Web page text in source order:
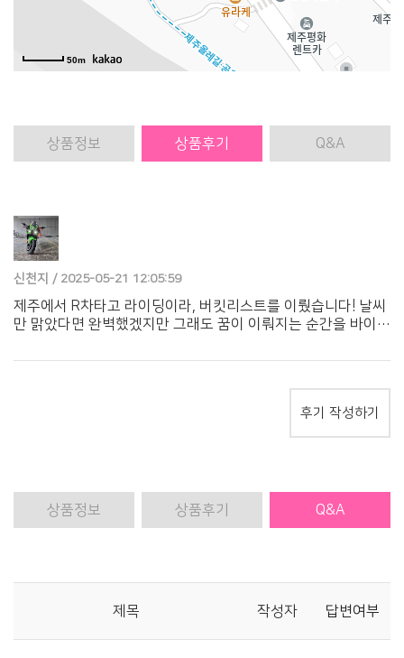
50m
상품정보 상품후기 Q&A
신천지 / 2025-05-21 12:05:59
제주에서 R차타고 라이딩이라, 버킷리스트를 이뤘습니다! 날씨
만 맑았다면 완벽했겠지만 그래도 꿈이 이뤄지는 순간을 바이크
이 친절한 응대와 대여서비스까지 해주시는.. 감동그자체입니
후기 작성하기
상품정보 상품후기 Q&A
제목 작성자 답변여부